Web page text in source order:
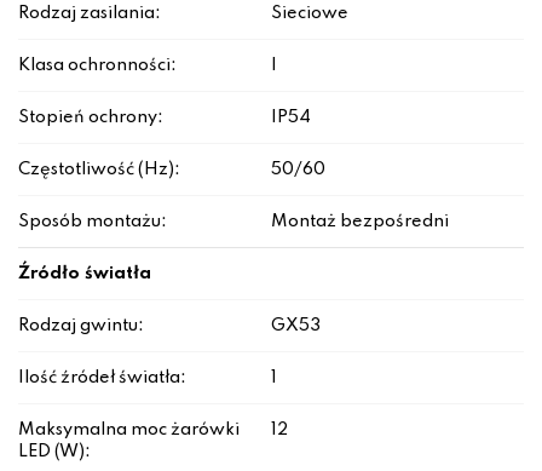
Rodzaj zasilania: Sieciowe
Klasa ochronności:
Stopień ochrony: IP54
Częstotliwość (Hz): 50/60
Sposób montażu: Montaż bezpośredni
Źródło światła
Rodzaj gwintu: GX53
Ilość źródeł światła:
Maksymalna moc żarówki
LED (W):
12